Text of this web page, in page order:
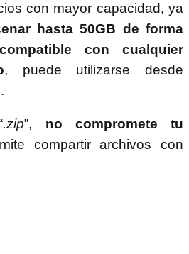
con mayor capacidad, ya
hasta 50GB de forma
compatible con cualquier
, puede utilizarse desde
.zip”, no compromete tu
compartir archivos con